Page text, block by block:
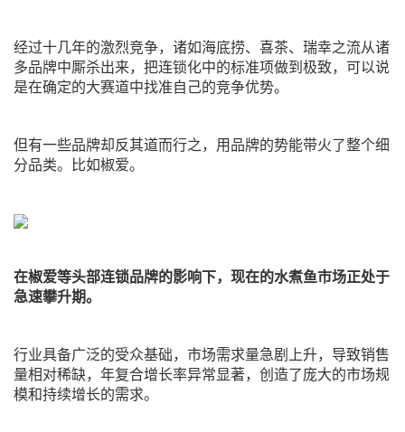
经过十几年的激烈竞争，诸如海底捞、喜茶、瑞幸之流从诸
多品牌中厮杀出来，把连锁化中的标准项做到极致，可以说
是在确定的大赛道中找准自己的竞争优势。
但有一些品牌却反其道而行之，用品牌的势能带火了整个细
分品类。比如椒爱。
在椒爱等头部连锁品牌的影响下，现在的水煮鱼市场正处于
急速攀升期。
行业具备广泛的受众基础，市场需求量急剧上升，导致销售
量相对稀缺，年复合增长率异常显著，创造了庞大的市场规
模和持续增长的需求。